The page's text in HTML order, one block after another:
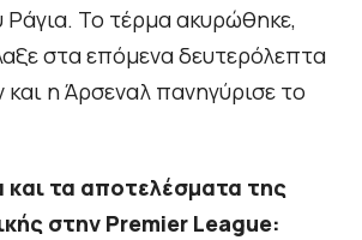
Ράγια. Το τέρμα ακυρώθηκε,
στα επόμενα δευτερόλεπτα
η Άρσεναλ πανηγύρισε το
τα αποτελέσματα της
στην Premier League: